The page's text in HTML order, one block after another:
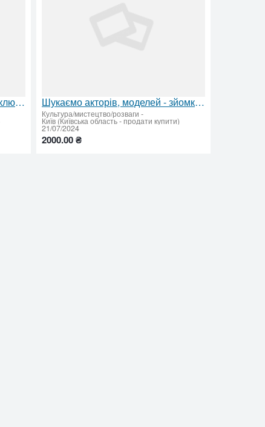
Розваги в лазертаг. Свято під ключ Київ Шукаємо акторів, моделей - зйомка коротких муз кліпів
Культура/мистецтво/розваги -
Київ (Київська область - продати купити)
21/07/2024
2000.00 ₴